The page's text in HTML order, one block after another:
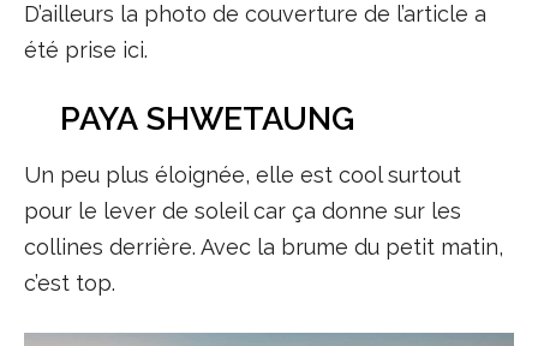
D’ailleurs la photo de couverture de l’article a
été prise ici.
PAYA SHWETAUNG
Un peu plus éloignée, elle est cool surtout
pour le lever de soleil car ça donne sur les
collines derrière. Avec la brume du petit matin,
c’est top.